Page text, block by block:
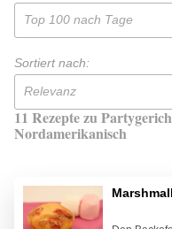
Top 100 nach Tage
Sortiert nach:
Relevanz
11 Rezepte zu
Nordamerikanisch